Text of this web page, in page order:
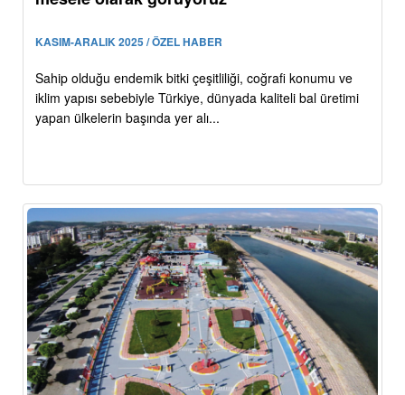
KASIM-ARALIK 2025 / ÖZEL HABER
Sahip olduğu endemik bitki çeşitliliği, coğrafi konumu ve
iklim yapısı sebebiyle Türkiye, dünyada kaliteli bal üretimi
yapan ülkelerin başında yer alı...